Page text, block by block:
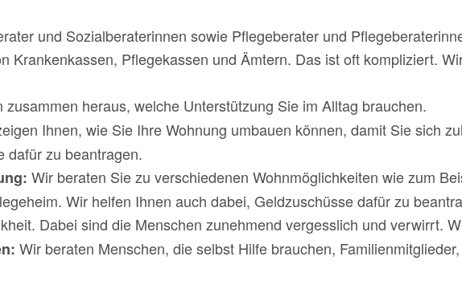
und Sozialberaterinnen sowie Pflegeberater und
Krankenkassen, Pflegekassen und Ämtern. Das ist oft kompliziert.
zusammen heraus, welche Unterstützung Sie im Alltag brauchen.
Ihnen, wie Sie Ihre Wohnung umbauen können, damit Sie sich
dafür zu beantragen.
Wir beraten Sie zu verschiedenen Wohnmöglichkeiten wie zum
Wir helfen Ihnen auch dabei, Geldzuschüsse dafür zu
Dabei sind die Menschen zunehmend vergesslich und verwirrt.
Wir beraten Menschen, die selbst Hilfe brauchen,